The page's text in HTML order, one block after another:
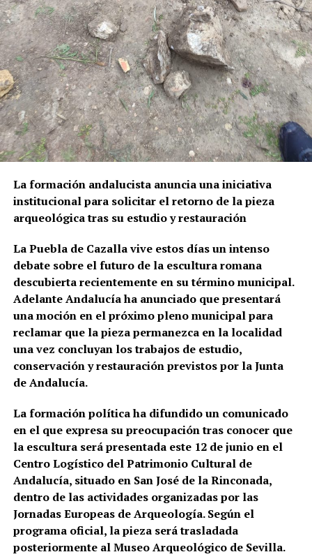
La formación andalucista anuncia una iniciativa
institucional para solicitar el retorno de la pieza
arqueológica tras su estudio y restauración
La Puebla de Cazalla vive estos días un intenso
debate sobre el futuro de la escultura romana
descubierta recientemente en su término municipal.
Adelante Andalucía ha anunciado que presentará
una moción en el próximo pleno municipal para
reclamar que la pieza permanezca en la localidad
una vez concluyan los trabajos de estudio,
conservación y restauración previstos por la Junta
de Andalucía.
La formación política ha difundido un comunicado
en el que expresa su preocupación tras conocer que
la escultura será presentada este 12 de junio en el
Centro Logístico del Patrimonio Cultural de
Andalucía, situado en San José de la Rinconada,
dentro de las actividades organizadas por las
Jornadas Europeas de Arqueología. Según el
programa oficial, la pieza será trasladada
posteriormente al Museo Arqueológico de Sevilla.